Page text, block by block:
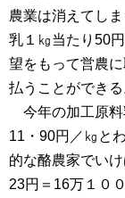
農業は消えてし
乳１㎏当たり50
望をもって営農
払うことができる
今年の加工原料
11・90円／㎏と
的な酪農家でい
23円＝16万１０